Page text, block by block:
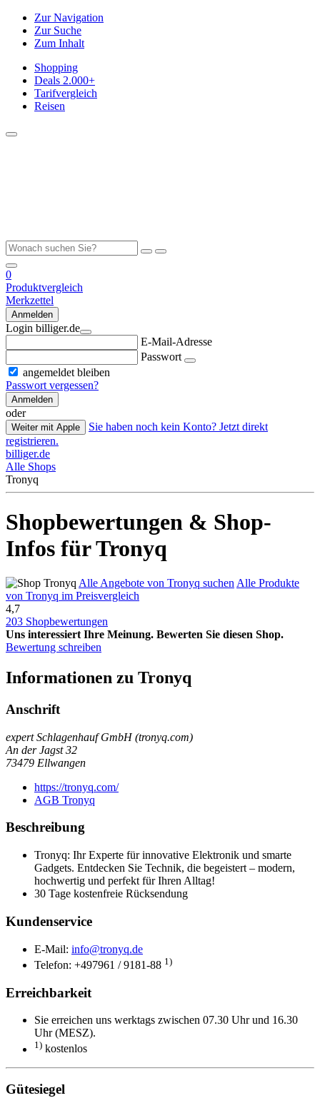
Zur Navigation
Zur Suche
Zum Inhalt
Shopping
Deals 2.000+
Tarifvergleich
Reisen
0
Produktvergleich
Merkzettel
Anmelden
Login billiger.de
E-Mail-Adresse
Passwort
angemeldet bleiben
Passwort vergessen?
Anmelden
oder
Weiter mit Apple
Sie haben noch kein Konto? Jetzt direkt
registrieren.
billiger.de
Alle Shops
Tronyq
Shopbewertungen & Shop-
Infos für Tronyq
Alle Angebote von Tronyq suchen Alle Produkte
von Tronyq im Preisvergleich
4,7
203 Shopbewertungen
Uns interessiert Ihre Meinung. Bewerten Sie diesen Shop.
Bewertung schreiben
Informationen zu Tronyq
Anschrift
expert Schlagenhauf GmbH (tronyq.com)
An der Jagst 32
73479 Ellwangen
https://tronyq.com/
AGB Tronyq
Beschreibung
Tronyq: Ihr Experte für innovative Elektronik und smarte
Gadgets. Entdecken Sie Technik, die begeistert – modern,
hochwertig und perfekt für Ihren Alltag!
30 Tage kostenfreie Rücksendung
Kundenservice
E-Mail: info@tronyq.de
Telefon: +497961 / 9181-88 1)
Erreichbarkeit
Sie erreichen uns werktags zwischen 07.30 Uhr und 16.30
Uhr (MESZ).
1) kostenlos
Gütesiegel